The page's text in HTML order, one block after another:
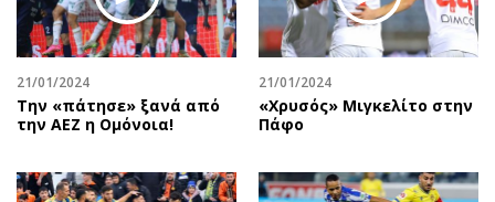
21/01/2024
Την «πάτησε» ξανά από
την ΑΕΖ η Ομόνοια!
21/01/2024
«Χρυσός» Μιγκελίτο στην
Πάφο